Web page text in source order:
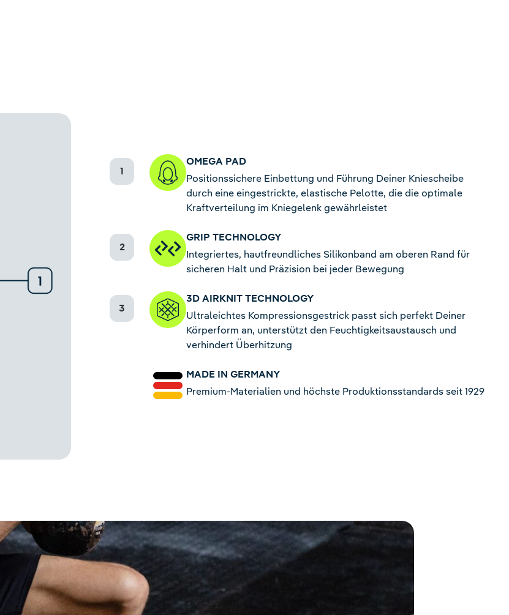
OMEGA PAD
Positionssichere Einbettung und Führung Deiner Kniescheibe
durch eine eingestrickte, elastische Pelotte, die die optimale
Kraftverteilung im Kniegelenk gewährleistet
GRIP TECHNOLOGY
Integriertes, hautfreundliches Silikonband am oberen Rand für
sicheren Halt und Präzision bei jeder Bewegung
3D AIRKNIT TECHNOLOGY
Ultraleichtes Kompressionsgestrick passt sich perfekt Deiner
Körperform an, unterstützt den Feuchtigkeitsaustausch und
verhindert Überhitzung
MADE IN GERMANY
Premium-Materialien und höchste Produktionsstandards seit 1929